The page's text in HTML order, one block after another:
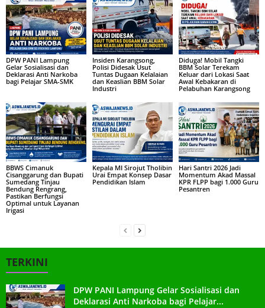
DPW PANI Lampung
Gelar Sosialisasi dan
Deklarasi Anti Narkoba
bagi Pelajar SMA-SMK
Insiden Karangsong,
Polisi Didesak Usut
Tuntas Dugaan Kelalaian
dan Keaslian BBM Solar
Industri
Diduga! Mobil Tangki
BBM Solar Terekam
Keluar dari Lokasi Saat
Awal Kebakaran di
Pelabuhan Karangsong
BBWS Cimanuk
Cisanggarung dan Bupati
Sumedang Tinjau
Bendung Rengrang,
Pastikan Berfungsi
Optimal untuk Layanan
Irigasi
Kepala MI Sirojut Tholibin
Urai Empat Konsep Dasar
Pendidikan Islam
Hari Santri 2026 Jadi
Momentum Akad Massal
KPR FLPP bagi 1.000 Guru
Pesantren
TERKINI
DPW PANI Lampung Gelar Sosialisasi dan
Deklarasi Anti Narkoba bagi Pelajar...